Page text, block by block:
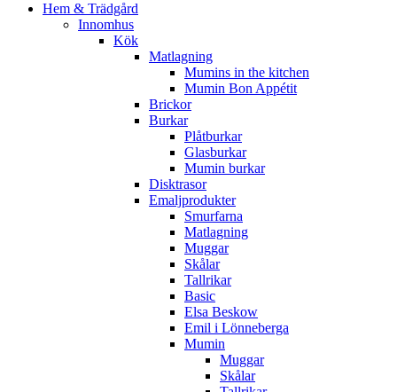
Hem & Trädgård
Innomhus
Kök
Matlagning
Mumins in the kitchen
Mumin Bon Appétit
Brickor
Burkar
Plåtburkar
Glasburkar
Mumin burkar
Disktrasor
Emaljprodukter
Smurfarna
Matlagning
Muggar
Skålar
Tallrikar
Basic
Elsa Beskow
Emil i Lönneberga
Mumin
Muggar
Skålar